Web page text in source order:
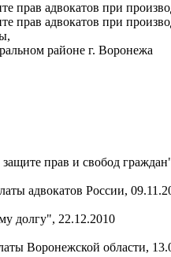
прав адвокатов при
прав адвокатов при
районе г. Воронежа
прав и свобод
адвокатов России,
долгу", 22.12.2010
Воронежской области,